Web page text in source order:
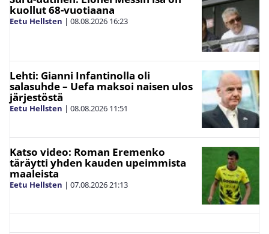
kuollut 68-vuotiaana
Eetu Hellsten | 08.08.2026 16:23
Lehti: Gianni Infantinolla oli
salasuhde – Uefa maksoi naisen ulos
järjestöstä
Eetu Hellsten | 08.08.2026 11:51
Katso video: Roman Eremenko
täräytti yhden kauden upeimmista
maaleista
Eetu Hellsten | 07.08.202621:13